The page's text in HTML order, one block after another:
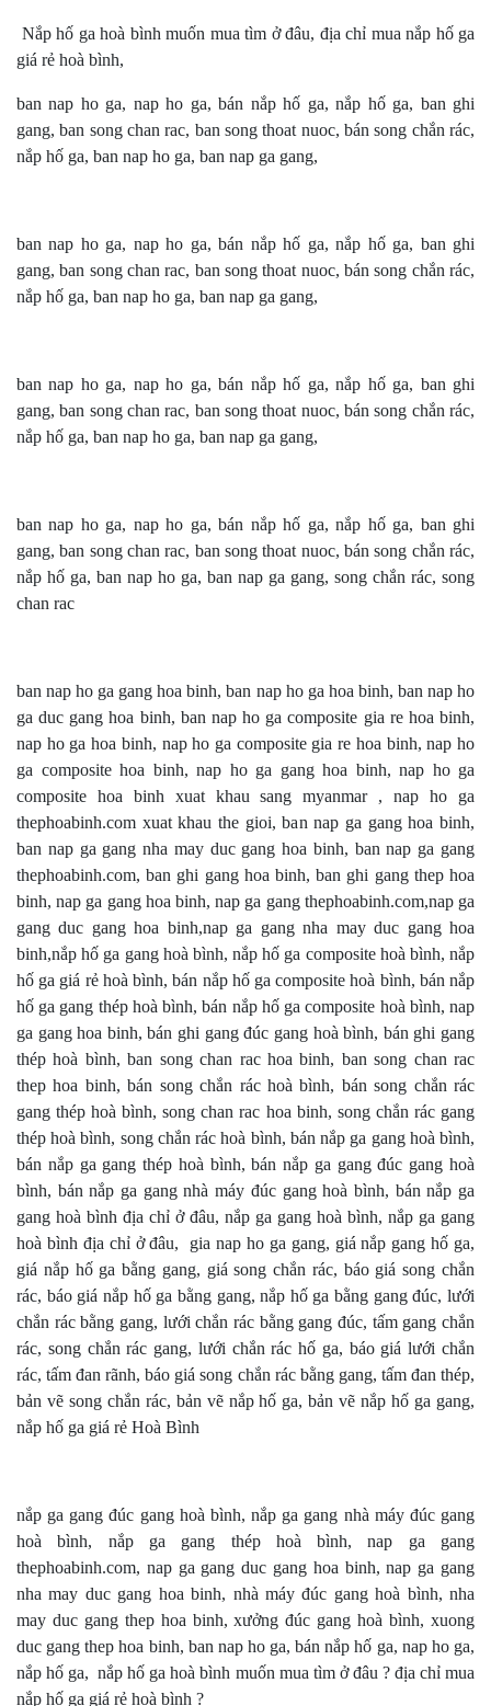
Nắp hố ga hoà bình muốn mua tìm ở đâu, địa chỉ mua nắp hố ga
giá rẻ hoà bình,
ban nap ho ga, nap ho ga, bán nắp hố ga, nắp hố ga, ban ghi
gang, ban song chan rac, ban song thoat nuoc, bán song chắn rác,
nắp hố ga, ban nap ho ga, ban nap ga gang,
ban nap ho ga, nap ho ga, bán nắp hố ga, nắp hố ga, ban ghi
gang, ban song chan rac, ban song thoat nuoc, bán song chắn rác,
nắp hố ga, ban nap ho ga, ban nap ga gang,
ban nap ho ga, nap ho ga, bán nắp hố ga, nắp hố ga, ban ghi
gang, ban song chan rac, ban song thoat nuoc, bán song chắn rác,
nắp hố ga, ban nap ho ga, ban nap ga gang,
ban nap ho ga, nap ho ga, bán nắp hố ga, nắp hố ga, ban ghi
gang, ban song chan rac, ban song thoat nuoc, bán song chắn rác,
nắp hố ga, ban nap ho ga, ban nap ga gang, song chắn rác, song
chan rac
ban nap ho ga gang hoa binh, ban nap ho ga hoa binh, ban nap ho
ga duc gang hoa binh, ban nap ho ga composite gia re hoa binh,
nap ho ga hoa binh, nap ho ga composite gia re hoa binh, nap ho
ga composite hoa binh, nap ho ga gang hoa binh, nap ho ga
composite hoa binh xuat khau sang myanmar , nap ho ga
thephoabinh.com xuat khau the gioi, ban nap ga gang hoa binh,
ban nap ga gang nha may duc gang hoa binh, ban nap ga gang
thephoabinh.com, ban ghi gang hoa binh, ban ghi gang thep hoa
binh, nap ga gang hoa binh, nap ga gang thephoabinh.com,nap ga
gang duc gang hoa binh,nap ga gang nha may duc gang hoa
binh,nắp hố ga gang hoà bình, nắp hố ga composite hoà bình, nắp
hố ga giá rẻ hoà bình, bán nắp hố ga composite hoà bình, bán nắp
hố ga gang thép hoà bình, bán nắp hố ga composite hoà bình, nap
ga gang hoa binh, bán ghi gang đúc gang hoà bình, bán ghi gang
thép hoà bình, ban song chan rac hoa binh, ban song chan rac
thep hoa binh, bán song chắn rác hoà bình, bán song chắn rác
gang thép hoà bình, song chan rac hoa binh, song chắn rác gang
thép hoà bình, song chắn rác hoà bình, bán nắp ga gang hoà bình,
bán nắp ga gang thép hoà bình, bán nắp ga gang đúc gang hoà
bình, bán nắp ga gang nhà máy đúc gang hoà bình, bán nắp ga
gang hoà bình địa chỉ ở đâu, nắp ga gang hoà bình, nắp ga gang
hoà bình địa chỉ ở đâu, gia nap ho ga gang, giá nắp gang hố ga,
giá nắp hố ga bằng gang, giá song chắn rác, báo giá song chắn
rác, báo giá nắp hố ga bằng gang, nắp hố ga bằng gang đúc, lưới
chắn rác bằng gang, lưới chắn rác bằng gang đúc, tấm gang chắn
rác, song chắn rác gang, lưới chắn rác hố ga, báo giá lưới chắn
rác, tấm đan rãnh, báo giá song chắn rác bằng gang, tấm đan thép,
bản vẽ song chắn rác, bản vẽ nắp hố ga, bản vẽ nắp hố ga gang,
nắp hố ga giá rẻ Hoà Bình
nắp ga gang đúc gang hoà bình, nắp ga gang nhà máy đúc gang
hoà bình, nắp ga gang thép hoà bình, nap ga gang
thephoabinh.com, nap ga gang duc gang hoa binh, nap ga gang
nha may duc gang hoa binh, nhà máy đúc gang hoà bình, nha
may duc gang thep hoa binh, xưởng đúc gang hoà bình, xuong
duc gang thep hoa binh, ban nap ho ga, bán nắp hố ga, nap ho ga,
nắp hố ga, nắp hố ga hoà bình muốn mua tìm ở đâu ? địa chỉ mua
nắp hố ga giá rẻ hoà bình ?